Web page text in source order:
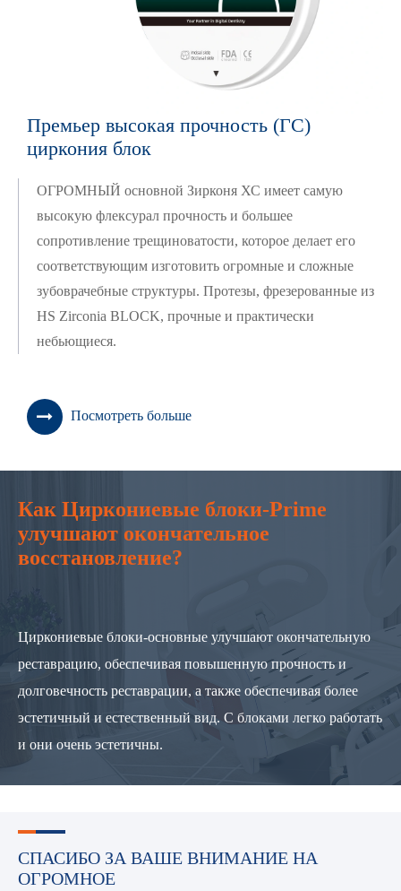
Премьер высокая прочность (ГС)
циркония блок
ОГРОМНЫЙ основной Зирконя ХС имеет самую
высокую флексурал прочность и большее
сопротивление трещиноватости, которое делает его
соответствующим изготовить огромные и сложные
зубоврачебные структуры. Протезы, фрезерованные из
HS Zirconia BLOCK, прочные и практически
небьющиеся.
Посмотреть больше
Как Циркониевые блоки-Prime
улучшают окончательное
восстановление?
Циркониевые блоки-основные улучшают окончательную
реставрацию, обеспечивая повышенную прочность и
долговечность реставрации, а также обеспечивая более
эстетичный и естественный вид. С блоками легко работать
и они очень эстетичны.
СПАСИБО ЗА ВАШЕ ВНИМАНИЕ НА
ОГРОМНОЕ